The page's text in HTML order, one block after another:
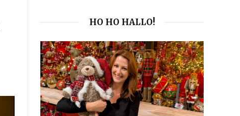
HO HO HALLO!